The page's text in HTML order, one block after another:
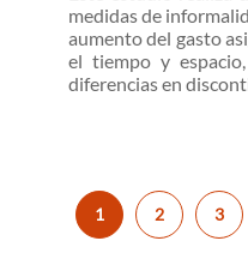
medidas de
aumento del gasto
el tiempo y
diferencias en
1 2 3